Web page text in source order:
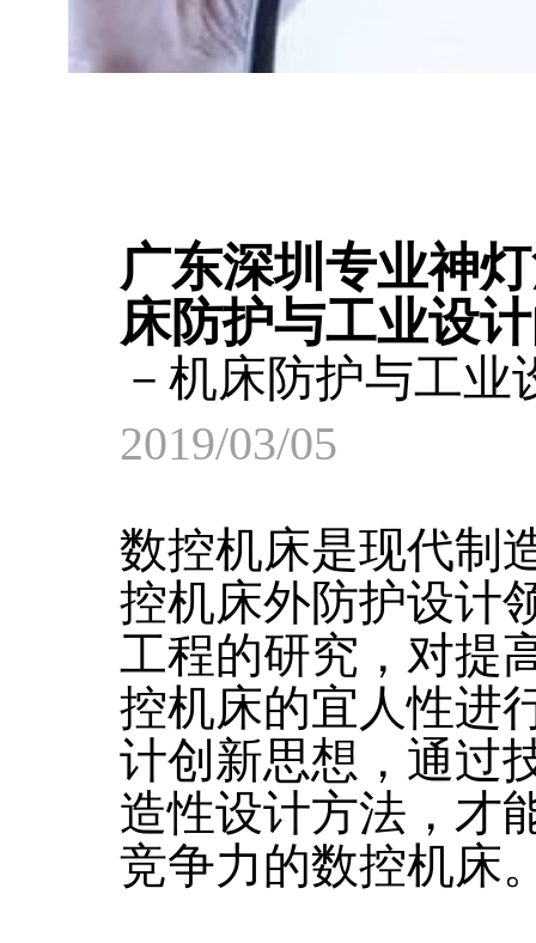
广东深圳专业神
床防护与工业设
－机床防护与工业
2019/03/05
数控机床是现代制
控机床外防护设计
工程的研究，对提
控机床的宜人性进
计创新思想，通过
造性设计方法，才
竞争力的数控机床